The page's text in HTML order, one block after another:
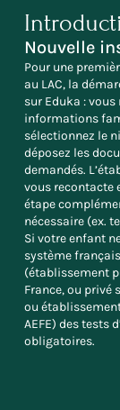
Nouvelle
Pour une
au LAC, la
sur Eduka :
informations
sélectionnez le
déposez les
demandés.
vous recontacte
étape
nécessaire (ex.
Si votre enfant
système français
(établissement
France, ou privé
ou
AEFE) des tests
obligatoires.